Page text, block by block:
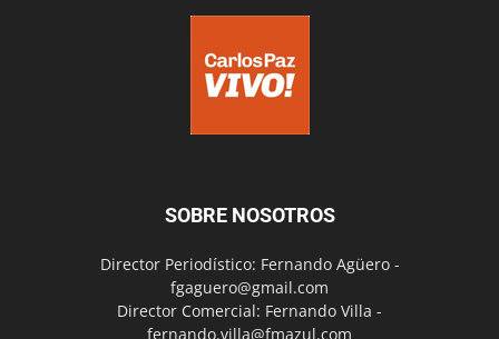
SOBRE NOSOTROS
Director Periodístico: Fernando Agüero -
fgaguero@gmail.com
Director Comercial: Fernando Villa -
fernando.villa@fmazul.com